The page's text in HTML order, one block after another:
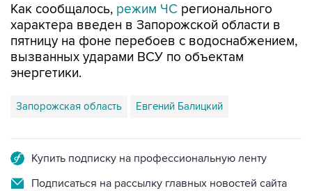
Как сообщалось, режим ЧС регионального
характера введен в Запорожской области в
пятницу на фоне перебоев с водоснабжением,
вызванных ударами ВСУ по объектам
энергетики.
Запорожская область Евгений Балицкий
Купить подписку на профессиональную ленту
Подписаться на рассылку главных новостей сайта